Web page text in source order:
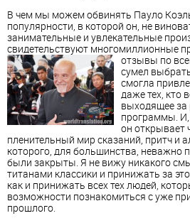
В чем мы можем обвинять Пауло
популярности, в которой он, не
занимательные и увлекательные
свидетельствуют многомиллионные
отзывы по
сумел
смогла
даже тех, кто
выходящее
программы.
он открывает
пленительный мир сказаний, притч и
которого, для большинства, неважно
были закрыты. Я не вижу никакого
титанами классики и принижать за
как и принижать всех тех людей,
возможности познакомиться с уже
прошлого.